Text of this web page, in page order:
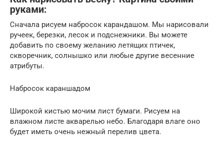
руками:
Сначала рисуем набросок карандашом. Мы нарисовали
ручеек, березки, лесок и подснежники. Вы можете
добавить по своему желанию летящих птичек,
скворечник, солнышко или любые другие весенние
атрибуты.
Набросок караншадом
Широкой кистью мочим лист бумаги. Рисуем на
влажном листе акварелью небо. Благодаря влаге оно
будет иметь очень нежный перелив цвета.